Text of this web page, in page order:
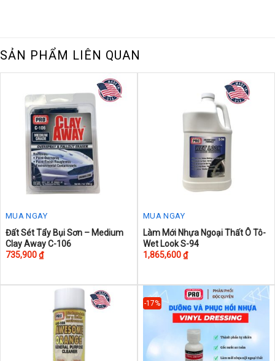
SẢN PHẨM LIÊN QUAN
MUA NGAY
Đất Sét Tẩy Bụi Sơn – Medium
Clay Away C-106
735,900₫
MUA NGAY
Làm Mới Nhựa Ngoại Thất Ô Tô-
Wet Look S-94
1,865,600₫
-17%